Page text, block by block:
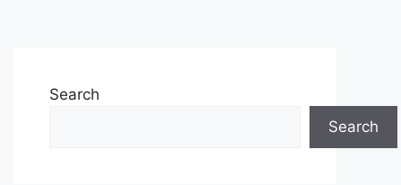
Search
Search